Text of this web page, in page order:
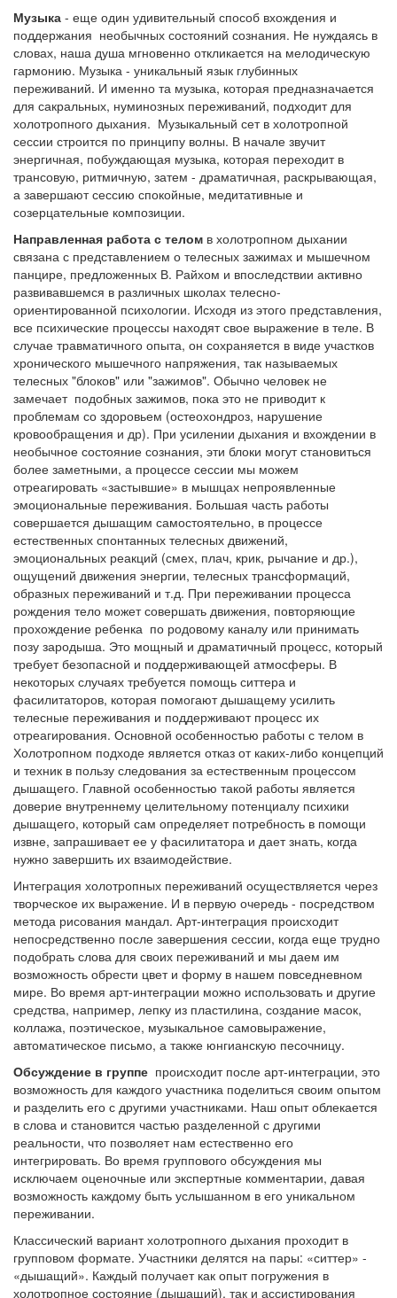
Музыка - еще один удивительный способ вхождения и
поддержания необычных состояний сознания. Не нуждаясь в
словах, наша душа мгновенно откликается на мелодическую
гармонию. Музыка - уникальный язык глубинных
переживаний. И именно та музыка, которая предназначается
для сакральных, нуминозных переживаний, подходит для
холотропного дыхания. Музыкальный сет в холотропной
сессии строится по принципу волны. В начале звучит
энергичная, побуждающая музыка, которая переходит в
трансовую, ритмичную, затем - драматичная, раскрывающая,
а завершают сессию спокойные, медитативные и
созерцательные композиции.
Направленная работа с телом в холотропном дыхании
связана с представлением о телесных зажимах и мышечном
панцире, предложенных В. Райхом и впоследствии активно
развивавшемся в различных школах телесно-
ориентированной психологии. Исходя из этого представления,
все психические процессы находят свое выражение в теле. В
случае травматичного опыта, он сохраняется в виде участков
хронического мышечного напряжения, так называемых
телесных "блоков" или "зажимов". Обычно человек не
замечает подобных зажимов, пока это не приводит к
проблемам со здоровьем (остеохондроз, нарушение
кровообращения и др). При усилении дыхания и вхождении в
необычное состояние сознания, эти блоки могут становиться
более заметными, а процессе сессии мы можем
отреагировать «застывшие» в мышцах непроявленные
эмоциональные переживания. Большая часть работы
совершается дышащим самостоятельно, в процессе
естественных спонтанных телесных движений,
эмоциональных реакций (смех, плач, крик, рычание и др.),
ощущений движения энергии, телесных трансформаций,
образных переживаний и т.д. При переживании процесса
рождения тело может совершать движения, повторяющие
прохождение ребенка по родовому каналу или принимать
позу зародыша. Это мощный и драматичный процесс, который
требует безопасной и поддерживающей атмосферы. В
некоторых случаях требуется помощь ситтера и
фасилитаторов, которая помогают дышащему усилить
телесные переживания и поддерживают процесс их
отреагирования. Основной особенностью работы с телом в
Холотропном подходе является отказ от каких-либо концепций
и техник в пользу следования за естественным процессом
дышащего. Главной особенностью такой работы является
доверие внутреннему целительному потенциалу психики
дышащего, который сам определяет потребность в помощи
извне, запрашивает ее у фасилитатора и дает знать, когда
нужно завершить их взаимодействие.
Интеграция холотропных переживаний осуществляется через
творческое их выражение. И в первую очередь - посредством
метода рисования мандал. Арт-интеграция происходит
непосредственно после завершения сессии, когда еще трудно
подобрать слова для своих переживаний и мы даем им
возможность обрести цвет и форму в нашем повседневном
мире. Во время арт-интеграции можно использовать и другие
средства, например, лепку из пластилина, создание масок,
коллажа, поэтическое, музыкальное самовыражение,
автоматическое письмо, а также юнгианскую песочницу.
Обсуждение в группе происходит после арт-интеграции, это
возможность для каждого участника поделиться своим опытом
и разделить его с другими участниками. Наш опыт облекается
в слова и становится частью разделенной с другими
реальности, что позволяет нам естественно его
интегрировать. Во время группового обсуждения мы
исключаем оценочные или экспертные комментарии, давая
возможность каждому быть услышанном в его уникальном
переживании.
Классический вариант холотропного дыхания проходит в
групповом формате. Участники делятся на пары: «ситтер» -
«дышащий». Каждый получает как опыт погружения в
холотропное состояние (дышащий), так и ассистирования